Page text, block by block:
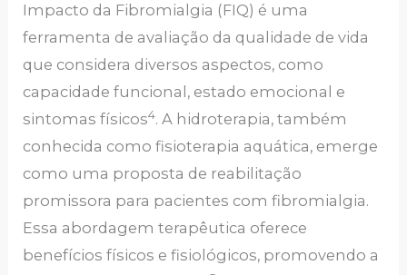
Impacto da Fibromialgia (FIQ) é uma
ferramenta de avaliação da qualidade de vida
que considera diversos aspectos, como
capacidade funcional, estado emocional e
sintomas físicos4. A hidroterapia, também
conhecida como fisioterapia aquática, emerge
como uma proposta de reabilitação
promissora para pacientes com fibromialgia.
Essa abordagem terapêutica oferece
benefícios físicos e fisiológicos, promovendo a